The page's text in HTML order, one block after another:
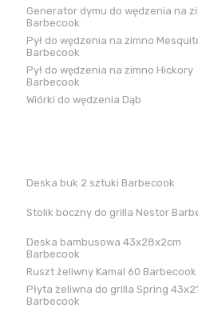
Generator dymu do wędzenia na
Barbecook
Pył do wędzenia na zimno
Barbecook
Pył do wędzenia na zimno Hickory
Barbecook
Wiórki do wędzenia Dąb
Deska buk 2 sztuki Barbecook
Stolik boczny do grilla Nestor
Deska bambusowa 43x28x2cm
Barbecook
Ruszt żeliwny Kamal 60 Barbecook
Płyta żeliwna do grilla Spring
Barbecook